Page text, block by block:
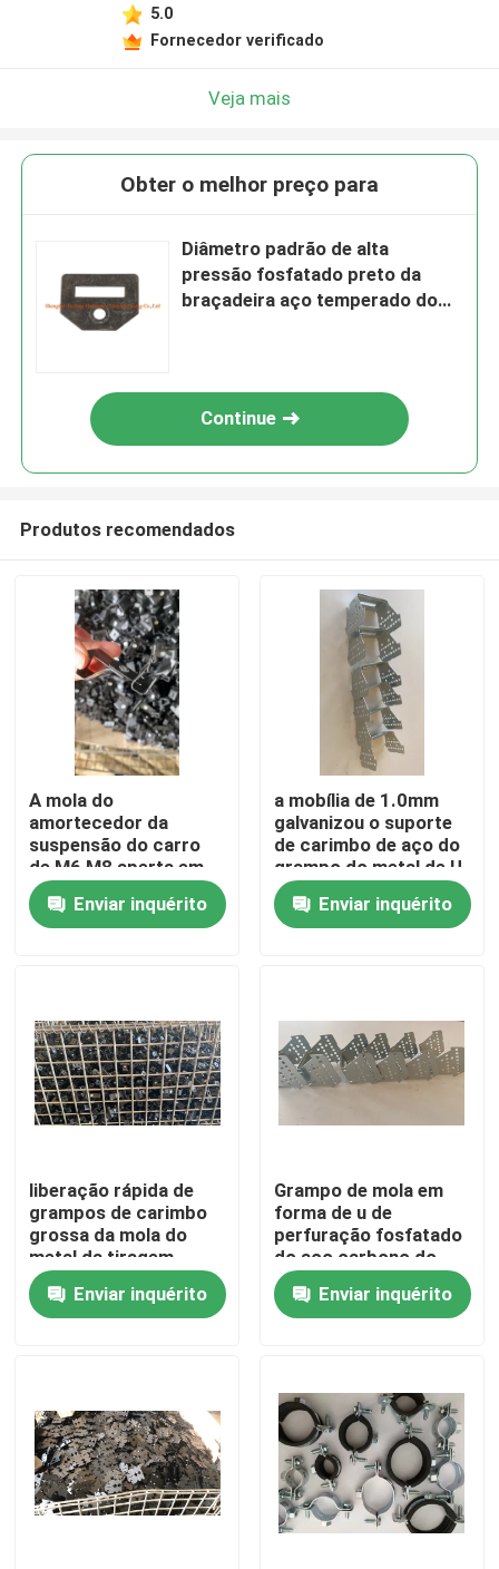
Casa
Sobre nós
Controle da qualidade
Contacte-nos
Painel de acesso de alumínio
Painel de acesso de aço
5.0
Fornecedor verificado
Veja mais
Obter o melhor preço para
Diâmetro padrão de alta
pressão fosfatado preto da
braçadeira aço temperado do
Continue
Produtos recomendados
A mola do
amortecedor da
suspensão do carro
de M6 M8 aperta em
forma de L
Enviar inquérito
a mobília de 1.0mm
galvanizou o suporte
de carimbo de aço do
grampo do metal de U
Enviar inquérito
liberação rápida de
grampos de carimbo
grossa da mola do
metal da tiragem
profunda de 10mm
Enviar inquérito
Grampo de mola em
forma de u de
perfuração fosfatado
do aço carbono do
metal do CS
Enviar inquérito